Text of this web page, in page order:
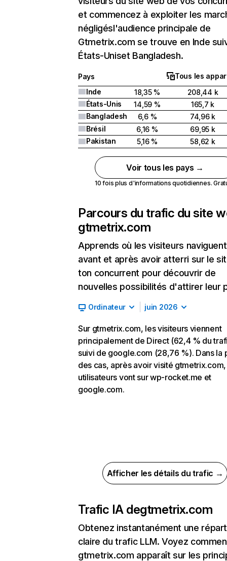
et commencez à exploiter les
négligésl'audience principale de
Gtmetrix.com se trouve en Inde
États-Uniset Bangladesh.
Pays
Tous les
Inde
18,35 %
208,44 k
États-Unis
14,59 %
165,7 k
Bangladesh
6,6 %
74,96 k
Brésil
6,16 %
69,95 k
Pakistan
5,16 % 58,62 k
Voir tous les pays →
10 fois plus d'informations quotidiennes.
Parcours du trafic du site
gtmetrix.com
Apprends où les visiteurs naviguent
avant et après avoir atterri sur le
ton concurrent pour découvrir de
nouvelles possibilités d'attirer leur
Ordinateur juin 2026
Sur gtmetrix.com, les visiteurs viennent
principalement de Direct (62,4 % du
suivi de google.com (28,76 %). Dans la
des cas, après avoir visité
utilisateurs vont sur wp-rocket.me et
google.com.
Afficher les détails du trafic →
Trafic IA degtmetrix.com
Obtenez instantanément une
claire du trafic LLM. Voyez
gtmetrix.com apparaît sur les